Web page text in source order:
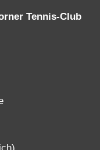
Tennis-Club